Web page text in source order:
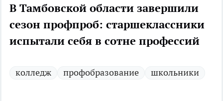
В Тамбовской области завершили
сезон профпроб: старшеклассники
испытали себя в сотне профессий
колледж профобразование школьники